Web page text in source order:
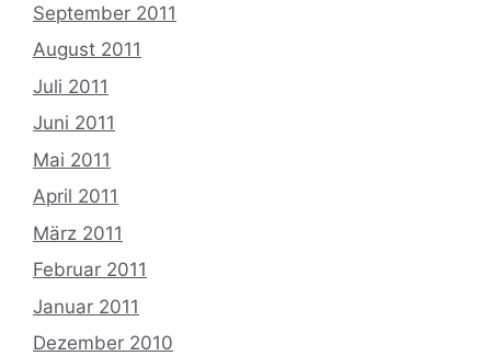
September 2011
August 2011
Juli 2011
Juni 2011
Mai 2011
April 2011
März 2011
Februar 2011
Januar 2011
Dezember 2010